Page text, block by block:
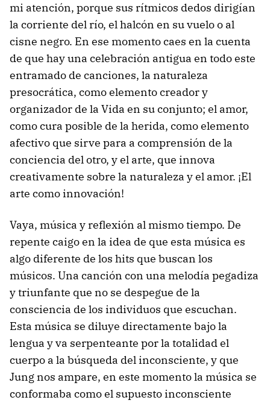
mi atención, porque sus rítmicos dedos dirigían
la corriente del río, el halcón en su vuelo o al
cisne negro. En ese momento caes en la cuenta
de que hay una celebración antigua en todo este
entramado de canciones, la naturaleza
presocrática, como elemento creador y
organizador de la Vida en su conjunto; el amor,
como cura posible de la herida, como elemento
afectivo que sirve para a comprensión de la
conciencia del otro, y el arte, que innova
creativamente sobre la naturaleza y el amor. ¡El
arte como innovación!
Vaya, música y reflexión al mismo tiempo. De
repente caigo en la idea de que esta música es
algo diferente de los hits que buscan los
músicos. Una canción con una melodía pegadiza
y triunfante que no se despegue de la
consciencia de los individuos que escuchan.
Esta música se diluye directamente bajo la
lengua y va serpenteante por la totalidad el
cuerpo a la búsqueda del inconsciente, y que
Jung nos ampare, en este momento la música se
conformaba como el supuesto inconsciente